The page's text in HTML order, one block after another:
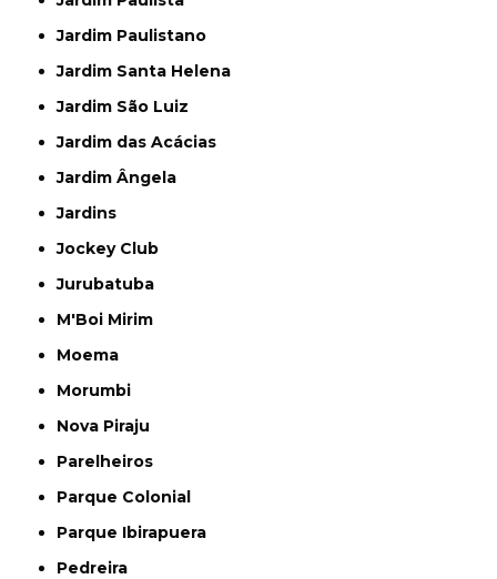
Jardim Paulistano
Jardim Santa Helena
Jardim São Luiz
Jardim das Acácias
Jardim Ângela
Jardins
Jockey Club
Jurubatuba
M'Boi Mirim
Moema
Morumbi
Nova Piraju
Parelheiros
Parque Colonial
Parque Ibirapuera
Pedreira